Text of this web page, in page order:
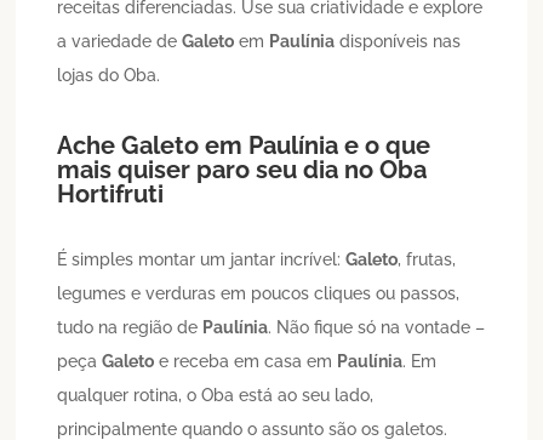
receitas diferenciadas. Use sua criatividade e explore
a variedade deGaleto em Paulínia disponíveis nas
lojas do Oba.
AcheGaleto em Paulínia e o que
mais quiser paro seu dia no Oba
Hortifruti
É simples montar um jantar incrível:Galeto, frutas,
legumes e verduras em poucos cliques ou passos,
tudo na região de Paulínia. Não fique só na vontade –
peçaGaleto e receba em casa em Paulínia. Em
qualquer rotina, o Oba está ao seu lado,
principalmente quando o assunto são os galetos.